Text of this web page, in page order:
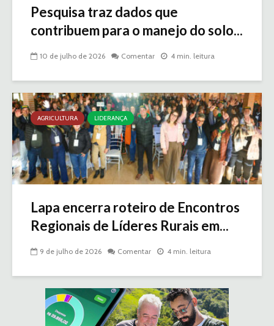
Pesquisa traz dados que
contribuem para o manejo do solo...
10 de julho de 2026 Comentar 4 min. leitura
AGRICULTURA LIDERANÇA
Lapa encerra roteiro de Encontros
Regionais de Líderes Rurais em...
9 de julho de 2026 Comentar 4 min. leitura